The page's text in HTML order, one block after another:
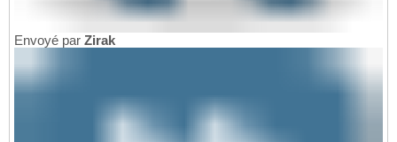
Envoyé par Zirak